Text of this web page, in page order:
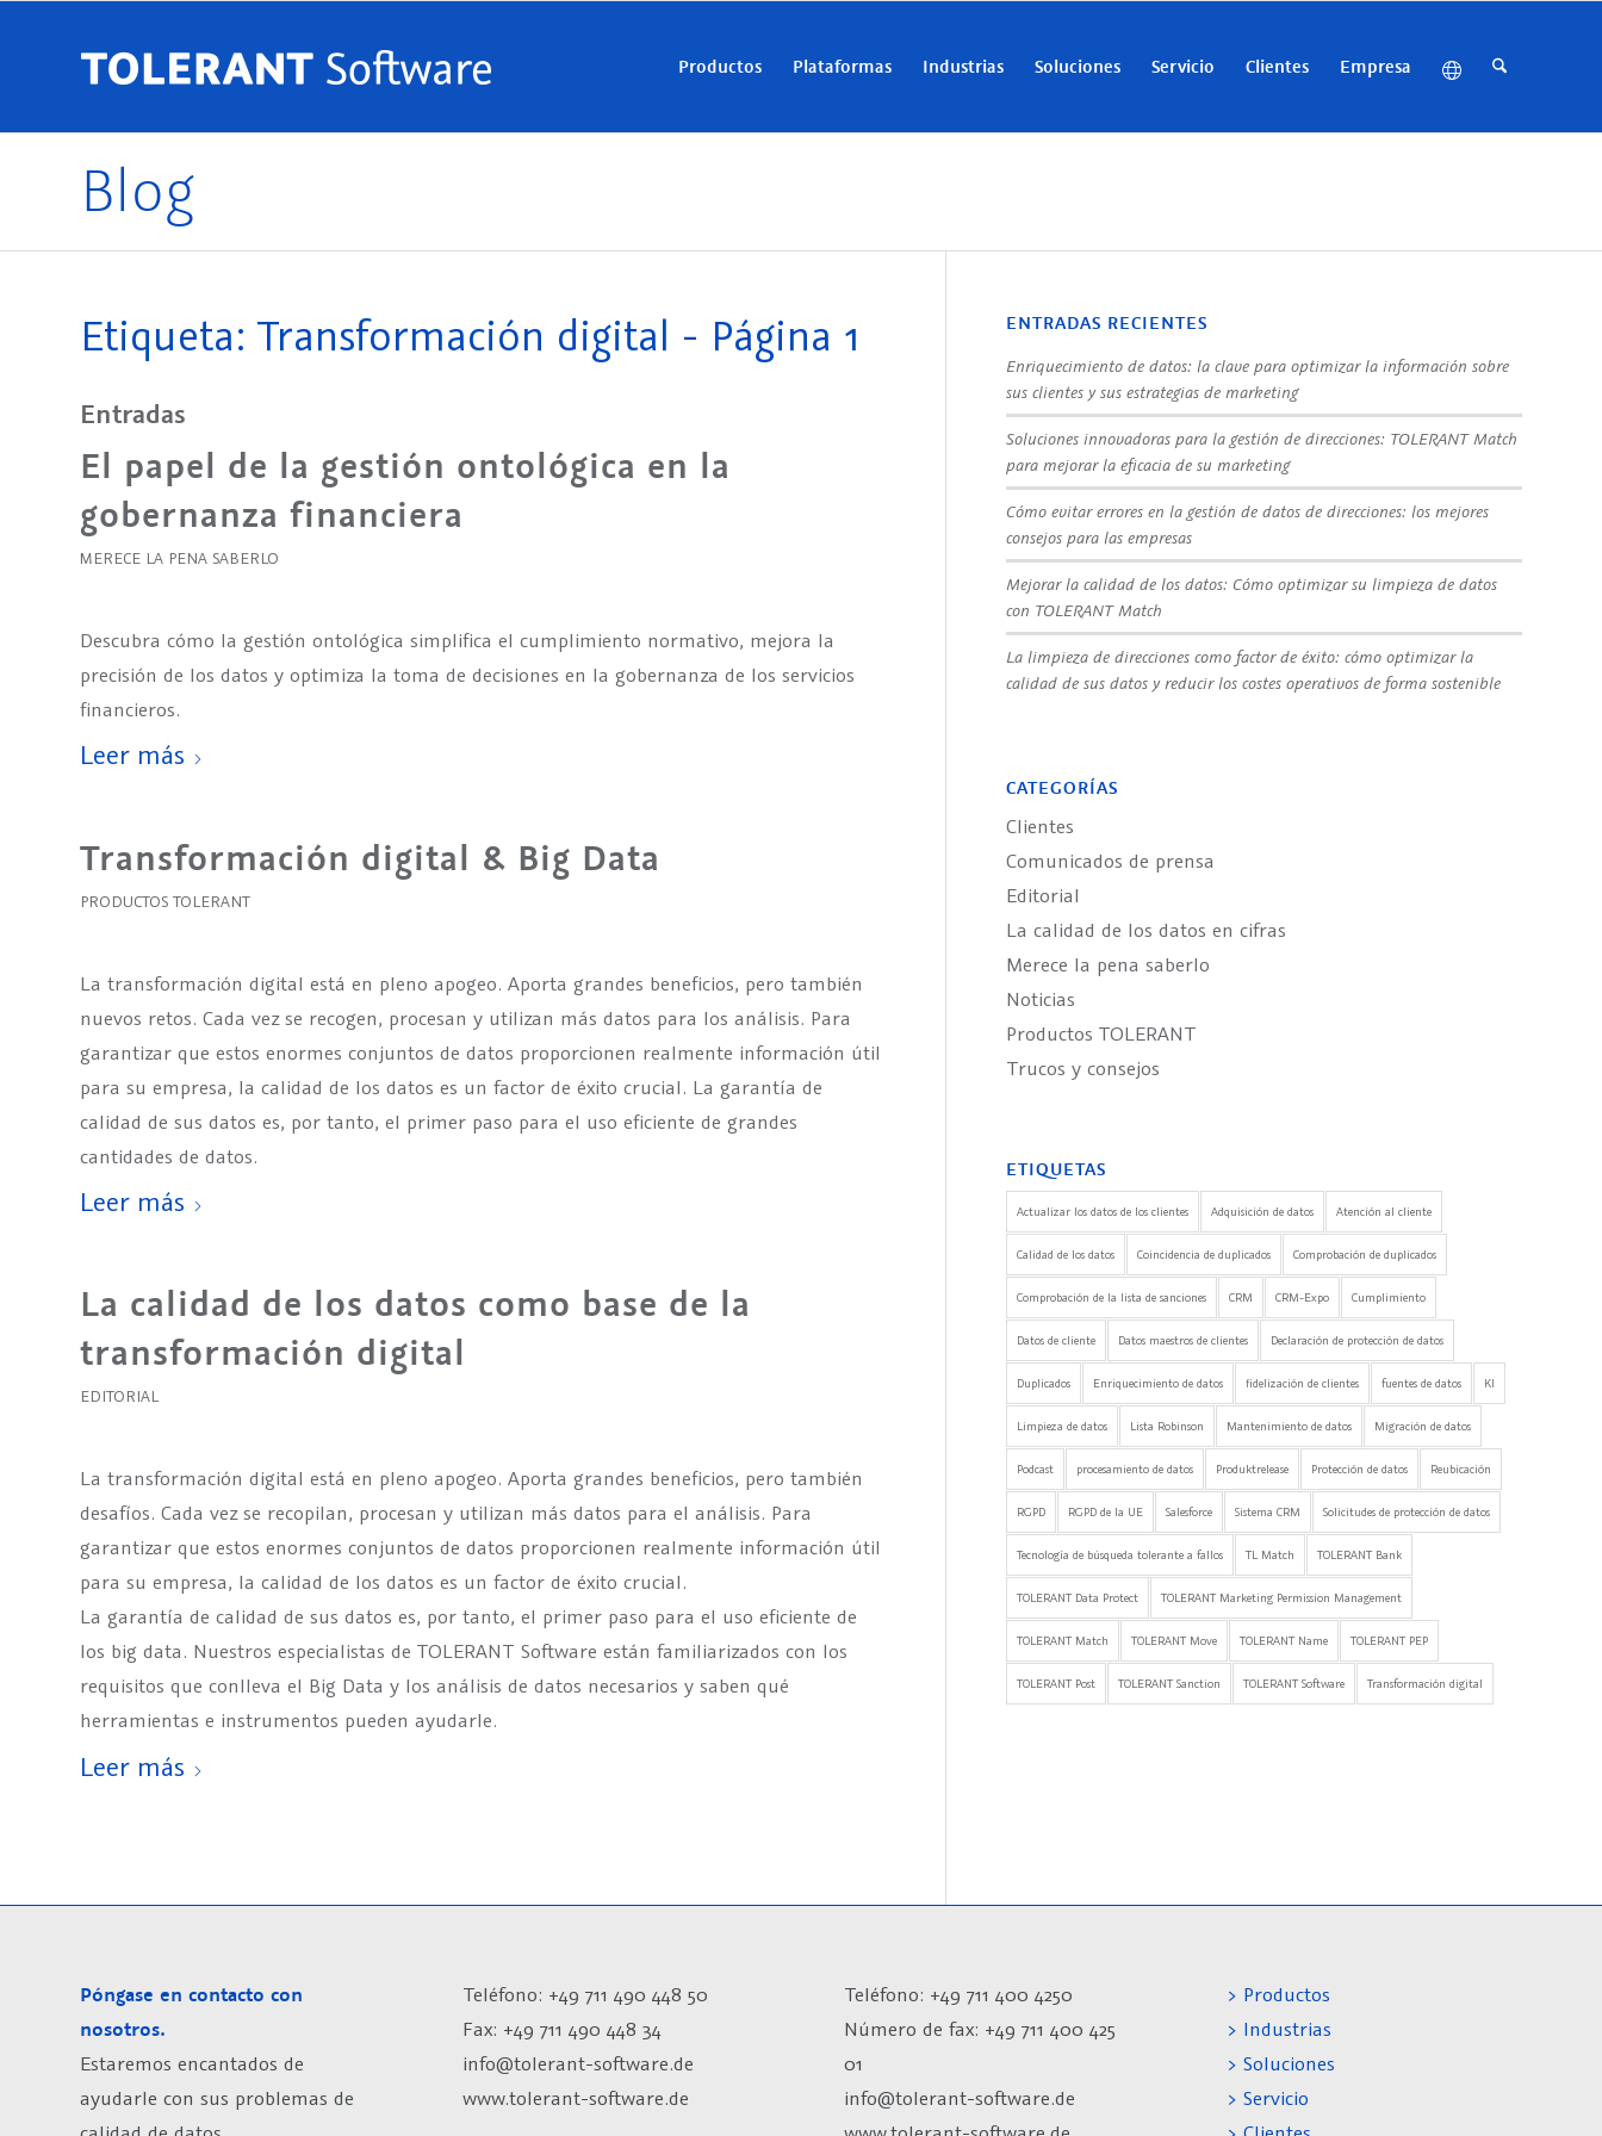
Productos Plataformas Industrias Soluciones Servicio Clientes Empresa
Blog
Etiqueta: Transformación digital - Página 1
Entradas
El papel de la gestión ontológica en la
gobernanza financiera
MERECE LA PENA SABERLO
Descubra cómo la gestión ontológica simplifica el cumplimiento normativo, mejora la
precisión de los datos y optimiza la toma de decisiones en la gobernanza de los servicios
financieros.
Leer más
Transformación digital & Big Data
PRODUCTOS TOLERANT
La transformación digital está en pleno apogeo. Aporta grandes beneficios, pero también
nuevos retos. Cada vez se recogen, procesan y utilizan más datos para los análisis. Para
garantizar que estos enormes conjuntos de datos proporcionen realmente información útil
para su empresa, la calidad de los datos es un factor de éxito crucial. La garantía de
calidad de sus datos es, por tanto, el primer paso para el uso eficiente de grandes
cantidades de datos.
Leer más
La calidad de los datos como base de la
transformación digital
EDITORIAL
La transformación digital está en pleno apogeo. Aporta grandes beneficios, pero también
desafíos. Cada vez se recopilan, procesan y utilizan más datos para el análisis. Para
garantizar que estos enormes conjuntos de datos proporcionen realmente información útil
para su empresa, la calidad de los datos es un factor de éxito crucial.
La garantía de calidad de sus datos es, por tanto, el primer paso para el uso eficiente de
los big data. Nuestros especialistas de TOLERANT Software están familiarizados con los
requisitos que conlleva el Big Data y los análisis de datos necesarios y saben qué
herramientas e instrumentos pueden ayudarle.
Leer más
ENTRADAS RECIENTES
Enriquecimiento de datos: la clave para optimizar la información sobre
sus clientes y sus estrategias de marketing
Soluciones innovadoras para la gestión de direcciones: TOLERANT Match
para mejorar la eficacia de su marketing
Cómo evitar errores en la gestión de datos de direcciones: los mejores
consejos para las empresas
Mejorar la calidad de los datos: Cómo optimizar su limpieza de datos
con TOLERANT Match
La limpieza de direcciones como factor de éxito: cómo optimizar la
calidad de sus datos y reducir los costes operativos de forma sostenible
CATEGORÍAS
Clientes
Comunicados de prensa
Editorial
La calidad de los datos en cifras
Merece la pena saberlo
Noticias
Productos TOLERANT
Trucos y consejos
ETIQUETAS
Actualizar los datos de los clientes Adquisición de datos Atención al cliente
Calidad de los datos Coincidencia de duplicados Comprobación de duplicados
Comprobación de la lista de sanciones CRM CRM-Expo Cumplimiento
Datos de cliente Datos maestros de clientes Declaración de protección de datos
Duplicados Enriquecimiento de datos fidelización de clientes fuentes de datos KI
Limpieza de datos Lista Robinson Mantenimiento de datos Migración de datos
Podcast procesamiento de datos Produktrelease Protección de datos Reubicación
RGPD RGPD de la UE Salesforce Sistema CRM Solicitudes de protección de datos
Tecnología de búsqueda tolerante a fallos TL Match TOLERANT Bank
TOLERANT Data Protect TOLERANT Marketing Permission Management
TOLERANT Match TOLERANT Move TOLERANT Name TOLERANT PEP
TOLERANT Post TOLERANT Sanction TOLERANT Software Transformación digital
Póngase en contacto con
nosotros.
Estaremos encantados de
ayudarle con sus problemas de
Teléfono: +49 711 490 448 50
Fax: +49 711 490 448 34
info@tolerant-software.de
www.tolerant-software.de
Teléfono: +49 711 400 4250
Número de fax: +49 711 400 425
01
info@tolerant-software.de
> Productos
> Industrias
> Soluciones
> Servicio